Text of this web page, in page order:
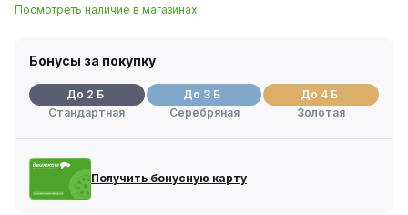
Посмотреть наличие в магазинах
Бонусы за покупку
До 2 Б
Стандартная
До 3 Б
Серебряная
До 4 Б
Золотая
Получить бонусную карту